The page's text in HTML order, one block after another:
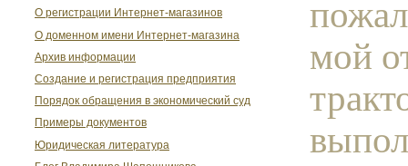
О регистрации Интернет-магазинов
О доменном имени Интернет-магазина
Архив информации
Создание и регистрация предприятия
Порядок обращения в экономический суд
Примеры документов
Юридическая литература
мой